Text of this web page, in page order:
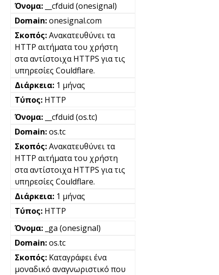
__cfduid (onesignal)
onesignal.com
Ανακατευθύνει τα
HTTP αιτήματα του χρήστη
στα αντίστοιχα HTTPS για τις
υπηρεσίες Couldflare.
1 μήνας
HTTP
__cfduid (os.tc)
os.tc
Ανακατευθύνει τα
HTTP αιτήματα του χρήστη
στα αντίστοιχα HTTPS για τις
υπηρεσίες Couldflare.
1 μήνας
HTTP
_ga (onesignal)
os.tc
Καταγράφει ένα
μοναδικό αναγνωριστικό που